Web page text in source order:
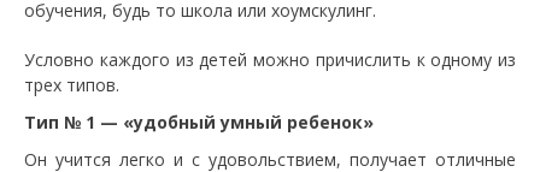
обучения, будь то школа или хоумскулинг.
Условно каждого из детей можно причислить к одному из
трех типов.
Тип № 1 — «удобный умный ребенок»
Он учится легко и с удовольствием, получает отличные